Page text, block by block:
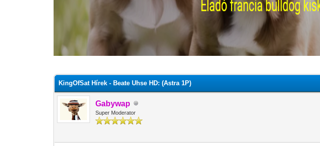
KingOfSat Hírek - Beate Uhse HD: (Astra 1P)
Gabywap
Super Moderator